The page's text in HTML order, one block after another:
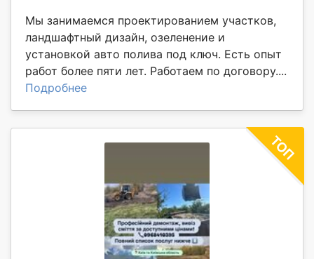
Мы занимаемся проектированием участков,
ландшафтный дизайн, озеленение и
установкой авто полива под ключ. Есть опыт
работ более пяти лет. Работаем по договору....
Подробнее